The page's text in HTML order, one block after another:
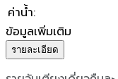
ค่าน้ำ:
ข้อมูลเพิ่มเติม
รายละเอียด